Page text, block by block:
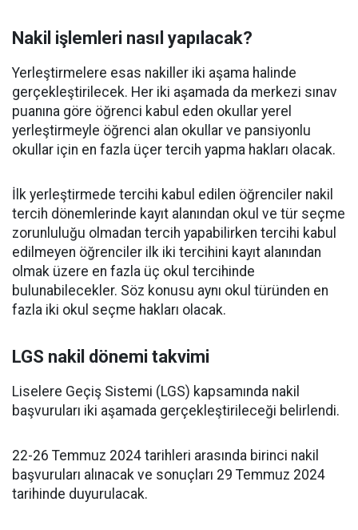
Nakil işlemleri nasıl yapılacak?
Yerleştirmelere esas nakiller iki aşama halinde
gerçekleştirilecek. Her iki aşamada da merkezi sınav
puanına göre öğrenci kabul eden okullar yerel
yerleştirmeyle öğrenci alan okullar ve pansiyonlu
okullar için en fazla üçer tercih yapma hakları olacak.
İlk yerleştirmede tercihi kabul edilen öğrenciler nakil
tercih dönemlerinde kayıt alanından okul ve tür seçme
zorunluluğu olmadan tercih yapabilirken tercihi kabul
edilmeyen öğrenciler ilk iki tercihini kayıt alanından
olmak üzere en fazla üç okul tercihinde
bulunabilecekler. Söz konusu aynı okul türünden en
fazla iki okul seçme hakları olacak.
LGS nakil dönemi takvimi
Liselere Geçiş Sistemi (LGS) kapsamında nakil
başvuruları iki aşamada gerçekleştirileceği belirlendi.
22-26 Temmuz 2024 tarihleri arasında birinci nakil
başvuruları alınacak ve sonuçları 29 Temmuz 2024
tarihinde duyurulacak.